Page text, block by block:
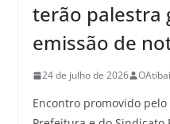
terão palestra
emissão de
24 de julho de 2026
Encontro promovido pelo